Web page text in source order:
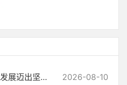
我国老龄事业高质量发展迈出坚实步伐——《2025年度国家老龄事业发展公... 2026-08-10